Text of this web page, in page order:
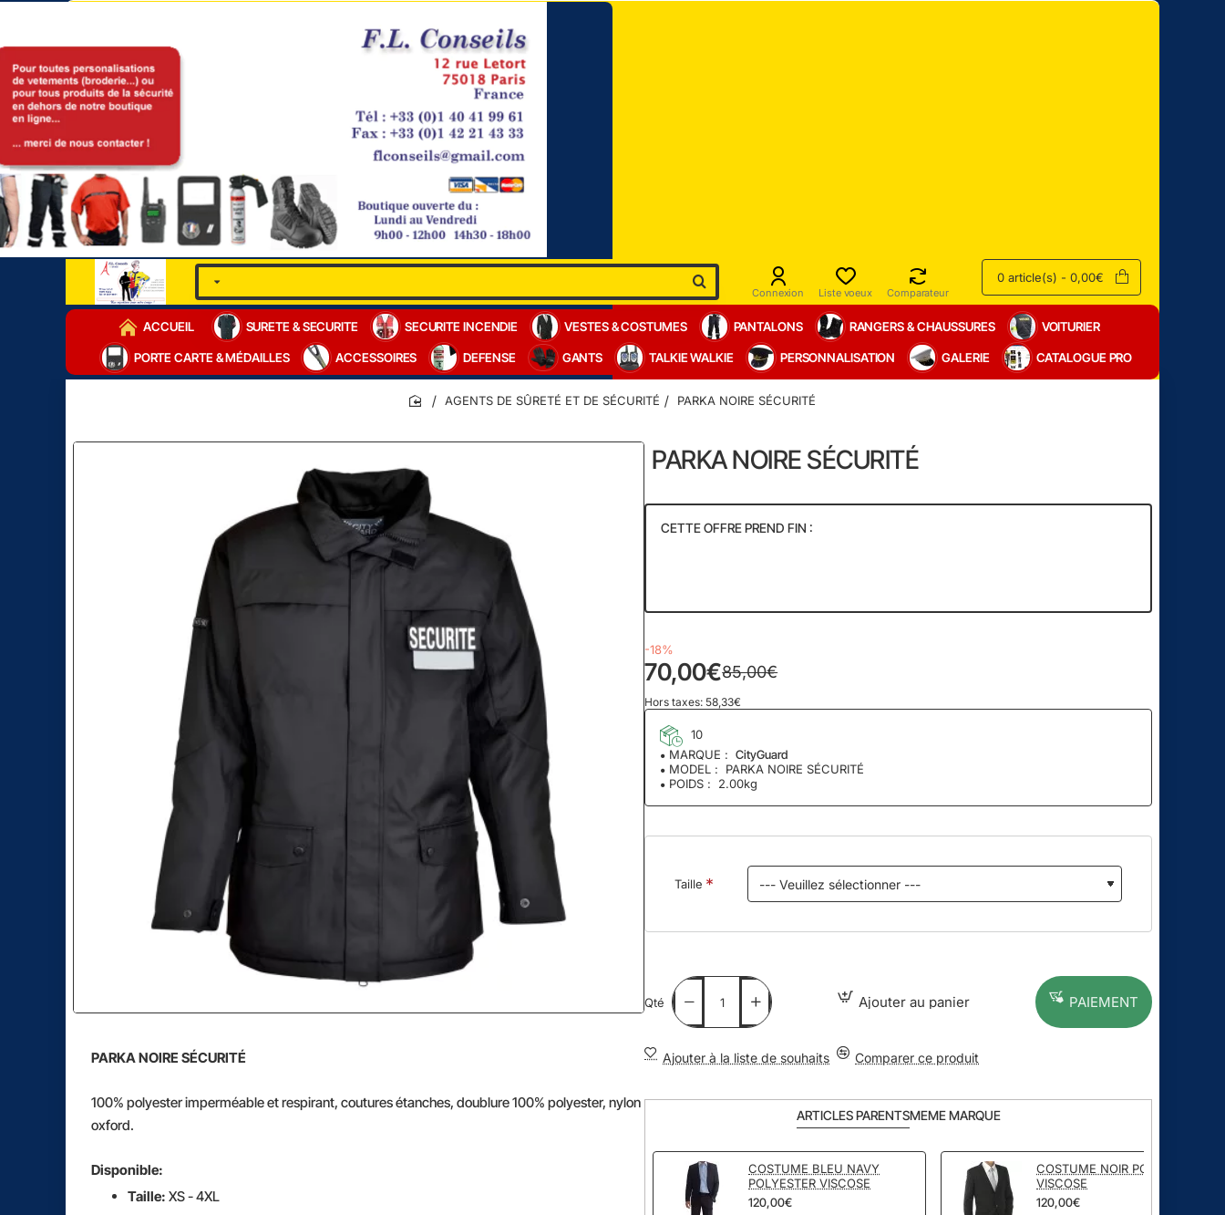
Connexion Liste voeux Comparateur
0 article(s) - 0,00€
ACCUEIL SURETE & SECURITE SECURITE INCENDIE VESTES & COSTUMES PANTALONS RANGERS & CHAUSSURES VOITURIER
PORTE CARTE & MÉDAILLES ACCESSOIRES DEFENSE GANTS TALKIE WALKIE PERSONNALISATION GALERIE CATALOGUE PRO
AGENTS DE SÛRETÉ ET DE SÉCURITÉ PARKA NOIRE SÉCURITÉ
PARKA NOIRE SÉCURITÉ
100% polyester imperméable et respirant, coutures étanches, doublure 100% polyester, nylon
oxford.
Disponible:
Taille: XS - 4XL
PARKA NOIRE SÉCURITÉ
CETTE OFFRE PREND FIN :
-18%
70,00€85,00€
Hors taxes: 58,33€
10
MARQUE : CityGuard
MODEL :
PARKA NOIRE SÉCURITÉ
POIDS :
2.00kg
Taille
Qté Ajouter au panier PAIEMENT
Ajouter à la liste de souhaits Comparer ce produit
ARTICLES PARENTSMEME MARQUE
COSTUME BLEU NAVY
POLYESTER VISCOSE
120,00€
COSTUME NOIR POLYESTER
VISCOSE
120,00€